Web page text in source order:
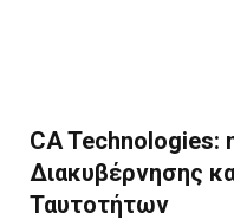
CA Technologies:
Διακυβέρνησης
Ταυτοτήτων